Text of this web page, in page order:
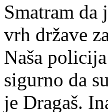
Smatram
vrh države
Naša
sigurno da
je Dragaš.